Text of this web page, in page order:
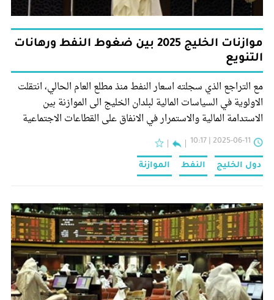
موازنات الخليج 2025 بين ضغوط النفط ورهانات
التنويع
مع التراجع الذي سجلته اسعار النفط منذ مطلع العام الحالي، انتقلت
الاولوية في السياسات المالية لبلدان الخليج الى الموازنة بين
الاستدامة المالية والاستمرار في الانفاق على القطاعات الاجتماعية
والبنى التحتية. هذا في الوقت الذي تواصل هذه البلدان السعي الى
التقدم في استراتيجية التنويع الاقتصادي وتعزيز مساهمة القطاعات
غير النفطية في الاقتصاد.
2025-06-11 | 10:17
دول الخليج النفط الموازنة